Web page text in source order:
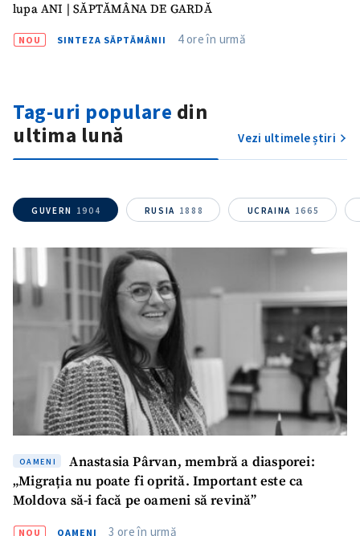
lupa ANI | SĂPTĂMÂNA DE GARDĂ
NOU SINTEZA SĂPTĂMÂNII 4 ore în urmă
Tag-uri populare din
ultima lună
Vezi ultimele știri
GUVERN 1904 RUSIA 1888 UCRAINA 1665
OAMENI
Anastasia Pârvan, membră a diasporei:
„Migrația nu poate fi oprită. Important este ca
Moldova să-i facă pe oameni să revină”
NOU OAMENI 3 ore în urmă